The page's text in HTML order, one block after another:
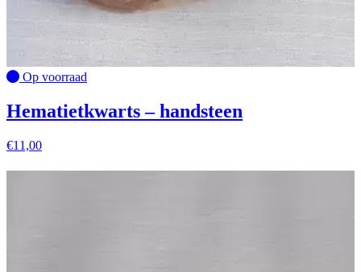
Op voorraad
Hematietkwarts – handsteen
€11,00